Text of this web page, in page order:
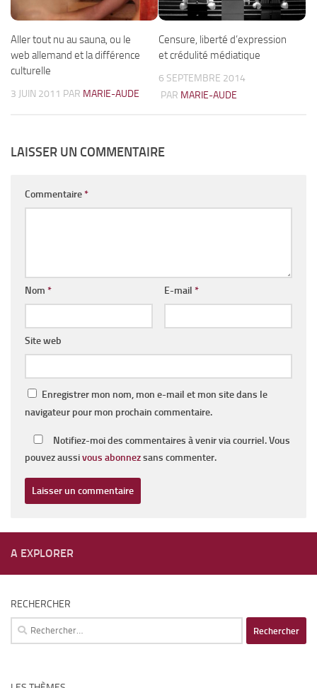
Aller tout nu au sauna, ou le
web allemand et la différence
culturelle
3 JUIN 2011 PAR MARIE-AUDE
Censure, liberté d’expression
et crédulité médiatique
6 SEPTEMBRE 2014
PAR MARIE-AUDE
LAISSER UN COMMENTAIRE
Commentaire*
Nom * E-mail *
Site web
Enregistrer mon nom, mon e-mail et mon site dans le
navigateur pour mon prochain commentaire.
Notifiez-moi des commentaires à venir via courriel. Vous
pouvez aussivous abonnezsans commenter.
A EXPLORER
RECHERCHER
Rechercher :